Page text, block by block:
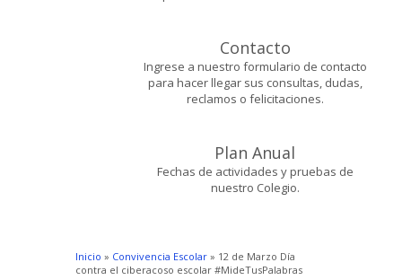
Contacto
Ingrese a nuestro formulario de contacto
para hacer llegar sus consultas, dudas,
reclamos o felicitaciones.
Plan Anual
Fechas de actividades y pruebas de
nuestro Colegio.
Inicio » Convivencia Escolar » 12 de Marzo Día
contra el ciberacoso escolar #MideTusPalabras